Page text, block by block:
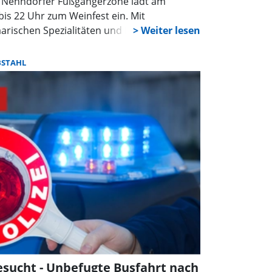
22 Uhr zum Weinfest ein. Mit
Spezialitäten und Musik wollen die
- Unbefugte Busfahrt nach